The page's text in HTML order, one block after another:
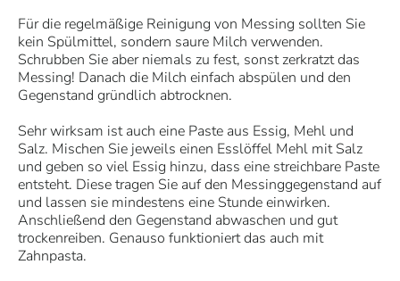
Für die regelmäßige Reinigung von Messing sollten Sie
kein Spülmittel, sondern saure Milch verwenden.
Schrubben Sie aber niemals zu fest, sonst zerkratzt das
Messing! Danach die Milch einfach abspülen und den
Gegenstand gründlich abtrocknen.
Sehr wirksam ist auch eine Paste aus Essig, Mehl und
Salz. Mischen Sie jeweils einen Esslöffel Mehl mit Salz
und geben so viel Essig hinzu, dass eine streichbare Paste
entsteht. Diese tragen Sie auf den Messinggegenstand auf
und lassen sie mindestens eine Stunde einwirken.
Anschließend den Gegenstand abwaschen und gut
trockenreiben. Genauso funktioniert das auch mit
Zahnpasta.